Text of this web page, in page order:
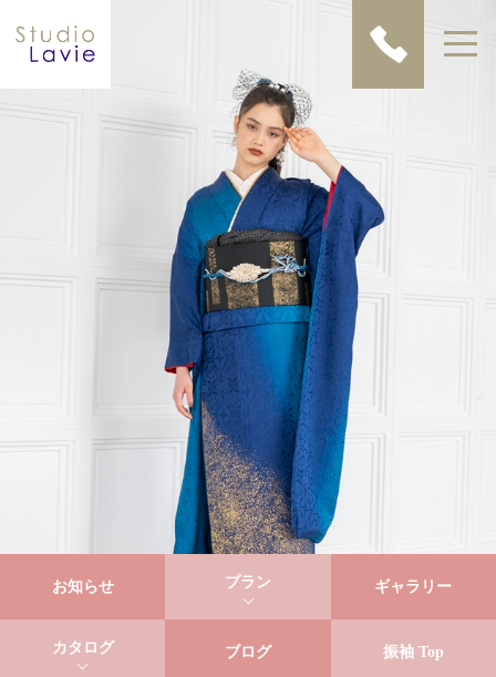
お知らせ プラン ギャラリー
カタログ ブログ 振袖 Top